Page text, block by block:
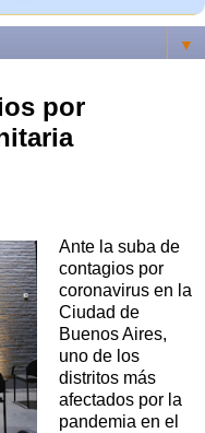
▼
por
Ante la suba de
contagios por
coronavirus en la
Ciudad de
Buenos Aires,
uno de los
distritos más
afectados por la
pandemia en el